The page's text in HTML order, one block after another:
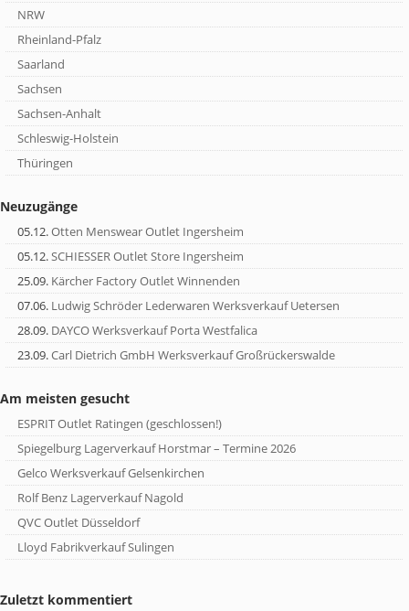
NRW
Rheinland-Pfalz
Saarland
Sachsen
Sachsen-Anhalt
Schleswig-Holstein
Thüringen
Neuzugänge
05.12.Otten Menswear Outlet Ingersheim
05.12.SCHIESSER Outlet Store Ingersheim
25.09. Kärcher Factory Outlet Winnenden
07.06. Ludwig Schröder Lederwaren Werksverkauf Uetersen
28.09. DAYCO Werksverkauf Porta Westfalica
23.09.Carl Dietrich GmbH Werksverkauf Großrückerswalde
Am meisten gesucht
ESPRIT Outlet Ratingen (geschlossen!)
Spiegelburg Lagerverkauf Horstmar – Termine 2026
Gelco Werksverkauf Gelsenkirchen
Rolf Benz Lagerverkauf Nagold
QVC Outlet Düsseldorf
Lloyd Fabrikverkauf Sulingen
Zuletzt kommentiert